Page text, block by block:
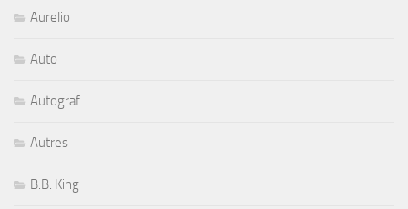
Aurelio
Auto
Autograf
Autres
B.B. King